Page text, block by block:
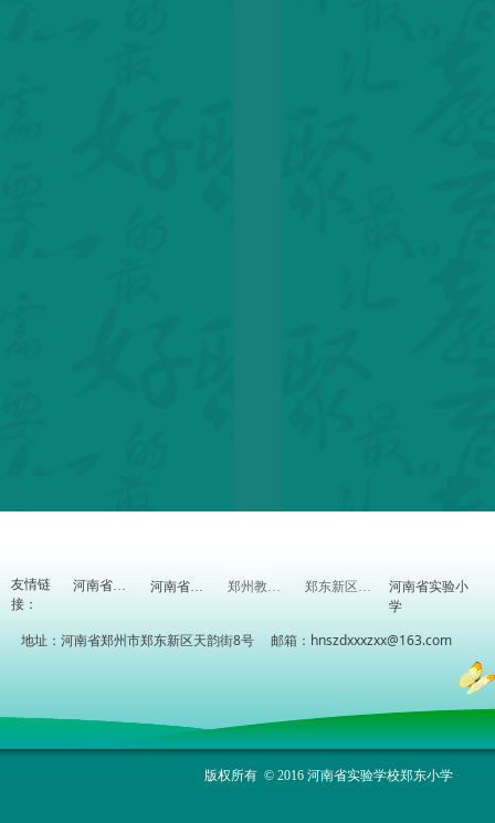
地址：河南省郑州市郑东新区天韵街8号 邮箱：hnszdxxxzxx@163.com
版权所有 © 2016 河南省实验学校郑东小学
河南省实验小
学
郑东新区教体局
友情链
接：
郑州教育信息网
河南省教育厅 河南省教研室